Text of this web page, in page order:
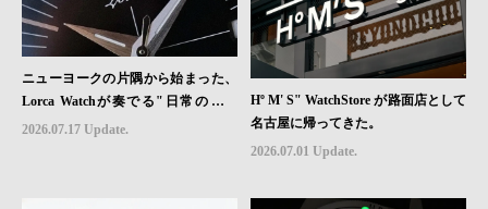
ニューヨークの片隅から始まった、
Lorca Watchが奏でる"日常のロマ
ン"｜Brand Picks #08
2026.07.17 Update.
Hº M' S" WatchStore が路面店として
名古屋に帰ってきた。
2026.07.01 Update.